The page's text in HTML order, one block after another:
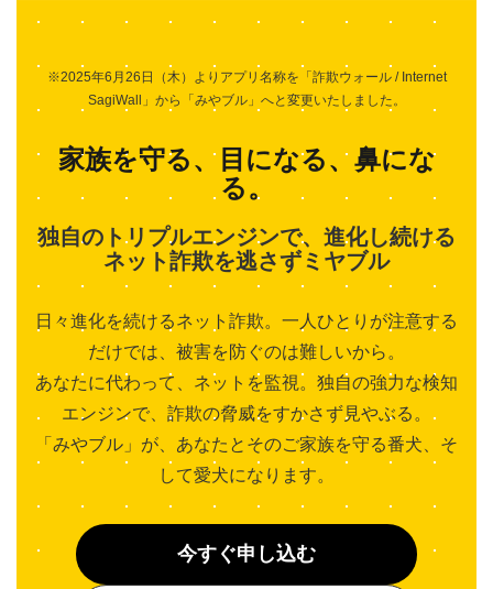
※2025年6月26日（木）よりアプリ名称を「詐欺ウォール / Internet
SagiWall」から「みやブル」へと変更いたしました。
家族を守る、目になる、鼻にな
る。
独自のトリプルエンジンで、進化し続ける
ネット詐欺を逃さずミヤブル
日々進化を続けるネット詐欺。一人ひとりが注意する
だけでは、被害を防ぐのは難しいから。
あなたに代わって、ネットを監視。独自の強力な検知
エンジンで、詐欺の脅威をすかさず見やぶる。
「みやブル」が、あなたとそのご家族を守る番犬、そ
して愛犬になります。
今すぐ申し込む